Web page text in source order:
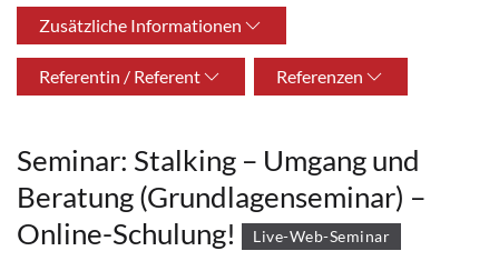
Zusätzliche Informationen
Referentin / Referent Referenzen
Seminar: Stalking – Umgang und
Beratung (Grundlagenseminar) –
Online-Schulung!
Live-Web-Seminar